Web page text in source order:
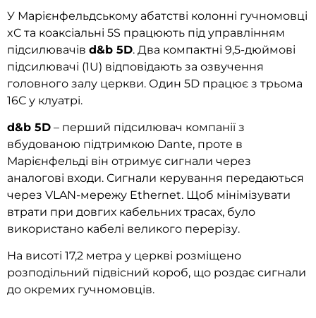
У Марієнфельдському абатстві колонні гучномовці
xC та коаксіальні 5S працюють під управлінням
підсилювачів d&b 5D. Два компактні 9,5-дюймові
підсилювачі (1U) відповідають за озвучення
головного залу церкви. Один 5D працює з трьома
16C у клуатрі.
d&b 5D – перший підсилювач компанії з
вбудованою підтримкою Dante, проте в
Марієнфельді він отримує сигнали через
аналогові входи. Сигнали керування передаються
через VLAN-мережу Ethernet. Щоб мінімізувати
втрати при довгих кабельних трасах, було
використано кабелі великого перерізу.
На висоті 17,2 метра у церкві розміщено
розподільний підвісний короб, що роздає сигнали
до окремих гучномовців.